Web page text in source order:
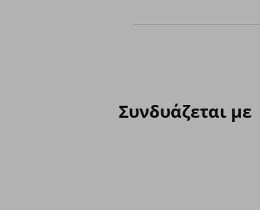
Συνδυάζεται με